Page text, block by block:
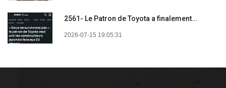
2561- Le Patron de Toyota a finalement...
2026-07-15 19:05:31